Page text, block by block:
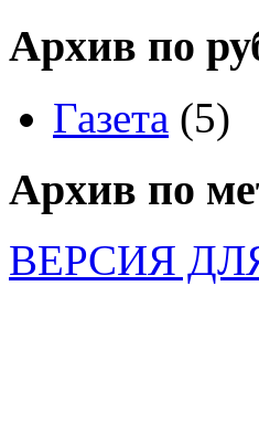
Архив по
Газета (5)
Архив по
ВЕРСИЯ